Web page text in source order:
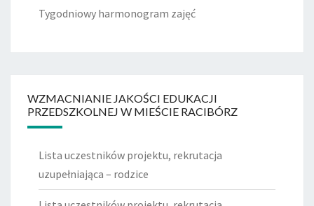
Tygodniowy harmonogram zajęć
WZMACNIANIE JAKOŚCI EDUKACJI
PRZEDSZKOLNEJ W MIEŚCIE RACIBÓRZ
Lista uczestników projektu, rekrutacja
uzupełniająca – rodzice